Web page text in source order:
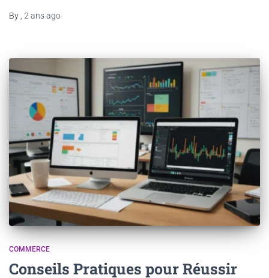
By 2 ansago
COMMERCE
Conseils Pratiques pour Réussir